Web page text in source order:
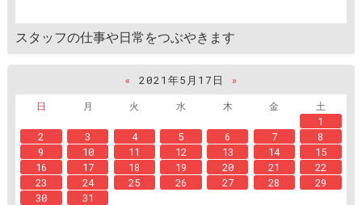
スタッフの仕事や日常をつぶやきます
« 2021年5月17日
»
日
月 火 水 木 金
土
1
2
3 4 5 6 7
8
9
10 11 12 13 14
15
16
17 18 19 20 21
22
23
24 25 26 27 28
29
30
31